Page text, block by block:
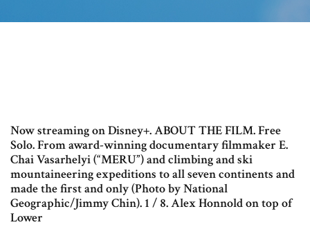
Now streaming on Disney+. ABOUT THE FILM. Free
Solo. From award-winning documentary filmmaker E.
Chai Vasarhelyi (“MERU”) and climbing and ski
mountaineering expeditions to all seven continents and
made the first and only (Photo by National
Geographic/Jimmy Chin). 1 / 8. Alex Honnold on top of
Lower